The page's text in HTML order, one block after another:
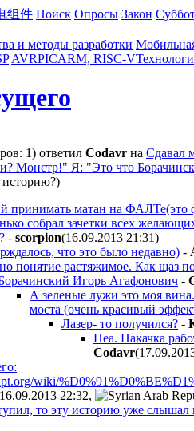
组件 Поиск Опросы Закон
и методы разработки
AVRPICARM, RISC-V
1) ответил Codavr на Сдавал
Монстр!" Я: "Это что
принимать матан на ФАЛТе(это
собрал зачетки всех
- scorpion(16.09.2013 21:31)
что это было недавно) -
понятие растяжимое. Как щаз
Игорь Агафонович -
А зеленые лужи это моя
моста (очень красивый
Лазер- то получился? -
Неа. Накачка
Codavr
wiki/
22:32,
то эту историю уже слышал